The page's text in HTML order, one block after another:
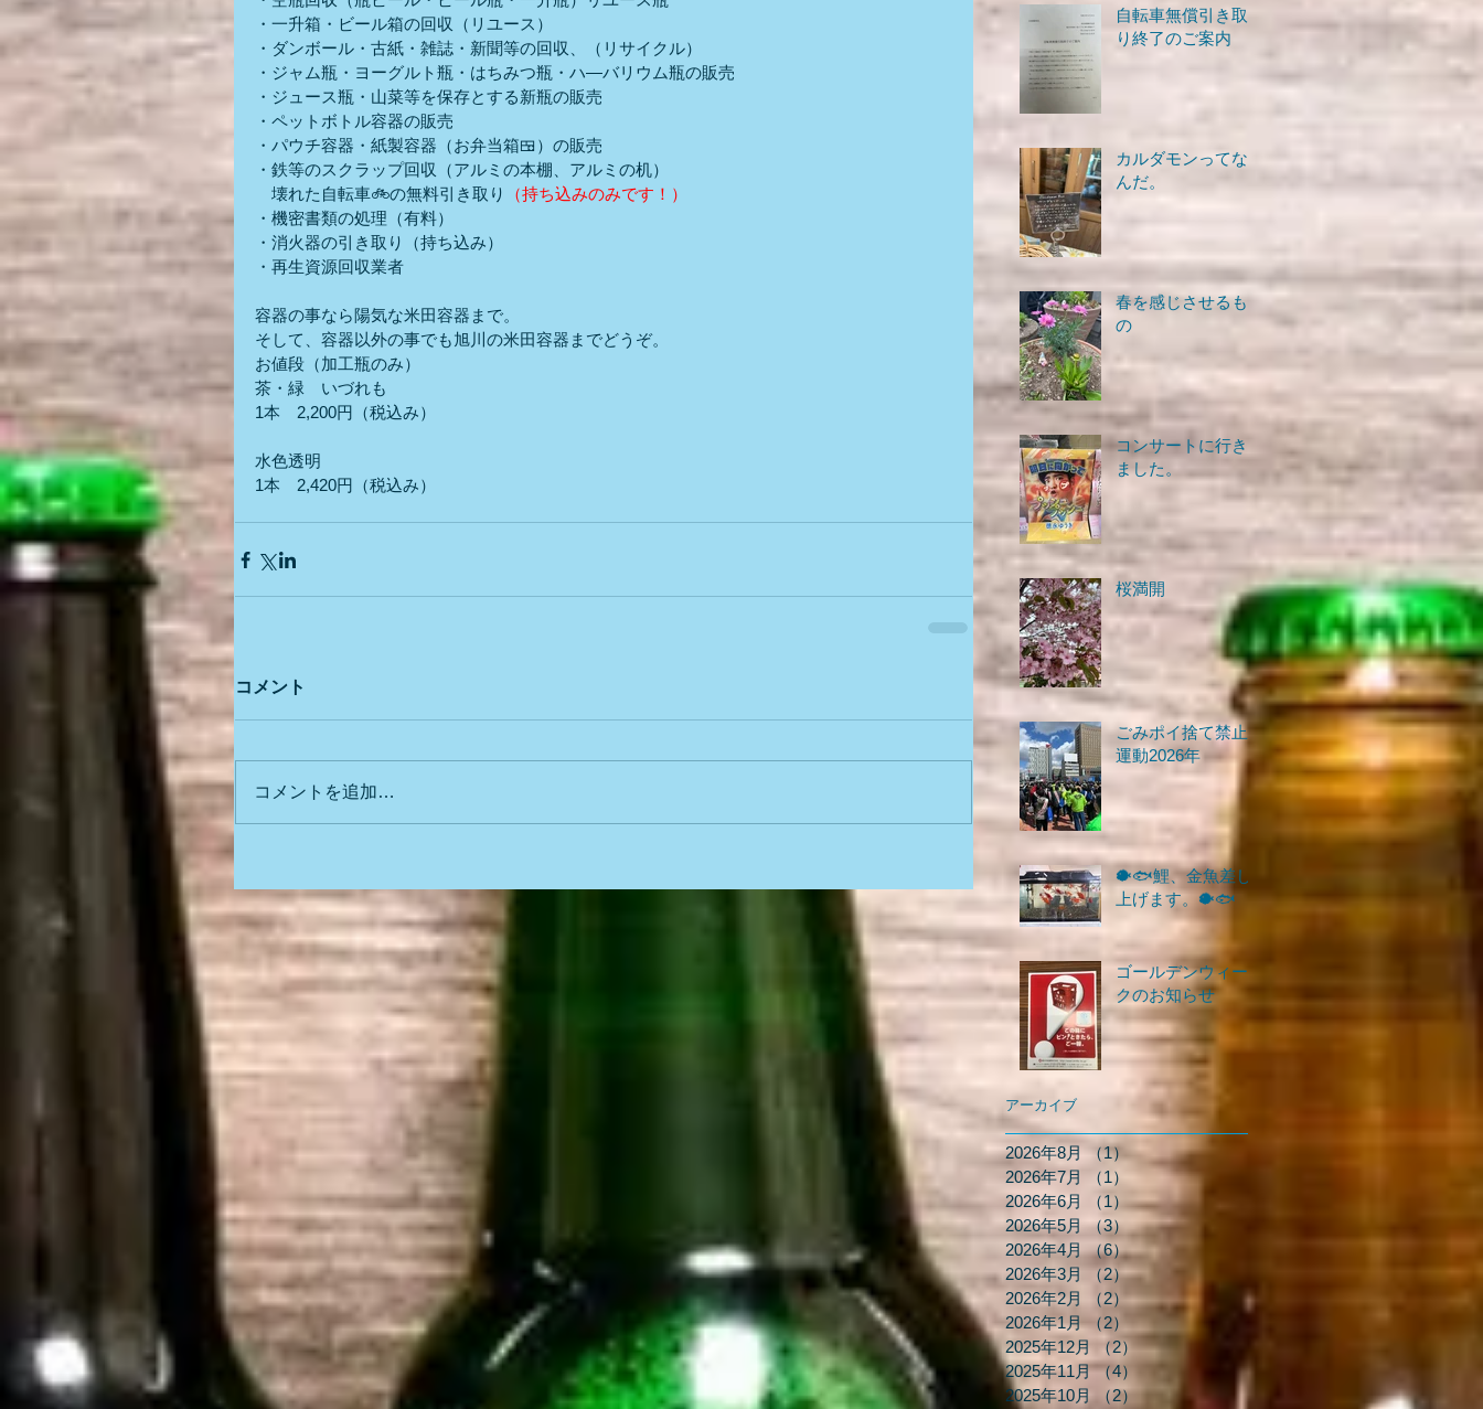
・一升箱・ビール箱の回収（リユース）
・ダンボール・古紙・雑誌・新聞等の回収、（リサイクル）
・ジャム瓶・ヨーグルト瓶・はちみつ瓶・ハ―バリウム瓶の販売
・ジュース瓶・山菜等を保存とする新瓶の販売
・ペットボトル容器の販売
・パウチ容器・紙製容器（お弁当箱🍱）の販売
・鉄等のスクラップ回収（アルミの本棚、アルミの机）
壊れた自転車🚲の無料引き取り
（持ち込みのみです！）
・機密書類の処理（有料）
・消火器の引き取り（持ち込み）
・再生資源回収業者
容器の事なら陽気な米田容器まで。
そして、容器以外の事でも旭川の米田容器までどうぞ。
お値段（加工瓶のみ）
茶・緑　いづれも
1本　2,200円（税込み）
水色透明
1本　2,420円（税込み）
コメント
コメントを追加…
自転車無償引き取
り終了のご案内
カルダモンってな
んだ。
春を感じさせるも
の
コンサートに行き
ました。
桜満開
ごみポイ捨て禁止
運動2026年
🐡🐟鯉、金魚差し
上げます。🐡🐟
ゴールデンウィー
クのお知らせ
アーカイブ
2026年8月 （1）
1件の記事
2026年7月
（1）
1件の記事
2026年6月
（1）1件の記事
2026年5月 （3）3件の記事
2026年4月 （6）6件の記事
2026年3月
（2）2件の記事
2026年2月
（2）2件の記事
2026年1月 （2）2件の記事
2025年12月
（2）2件の記事
2025年11月 （4）
4件の記事
2025年10月
（2）
2件の記事